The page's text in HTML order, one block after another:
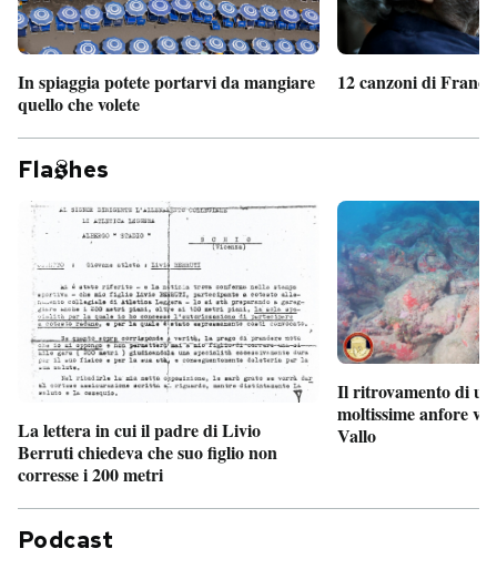
In spiaggia potete portarvi da mangiare
quello che volete
12 canzoni di
Fla hes
La lettera in cui il padre di Livio
Berruti chiedeva che suo figlio non
corresse i 200 metri
Il ritrovamento di
moltissime anfore
Vallo
Podcast